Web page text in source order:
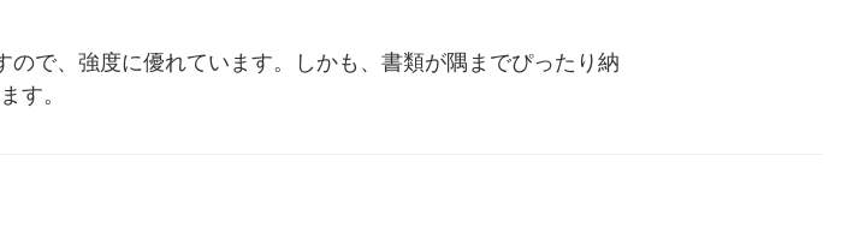
で、強度に優れています。しかも、書類が隅までぴったり納
す。